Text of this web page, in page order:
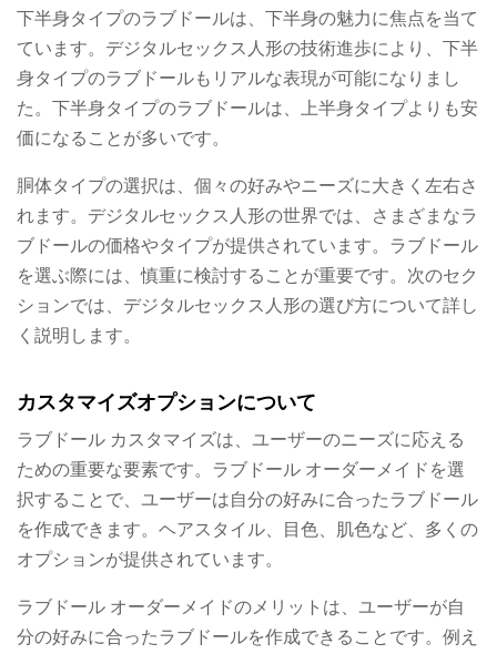
下半身タイプのラブドールは、下半身の魅力に焦点を当て
ています。デジタルセックス人形の技術進歩により、下半
身タイプのラブドールもリアルな表現が可能になりまし
た。下半身タイプのラブドールは、上半身タイプよりも安
価になることが多いです。
胴体タイプの選択は、個々の好みやニーズに大きく左右さ
れます。デジタルセックス人形の世界では、さまざまなラ
ブドールの価格やタイプが提供されています。ラブドール
を選ぶ際には、慎重に検討することが重要です。次のセク
ションでは、デジタルセックス人形の選び方について詳し
く説明します。
カスタマイズオプションについて
ラブドール カスタマイズは、ユーザーのニーズに応える
ための重要な要素です。ラブドール オーダーメイドを選
択することで、ユーザーは自分の好みに合ったラブドール
を作成できます。ヘアスタイル、目色、肌色など、多くの
オプションが提供されています。
ラブドール オーダーメイドのメリットは、ユーザーが自
分の好みに合ったラブドールを作成できることです。例え